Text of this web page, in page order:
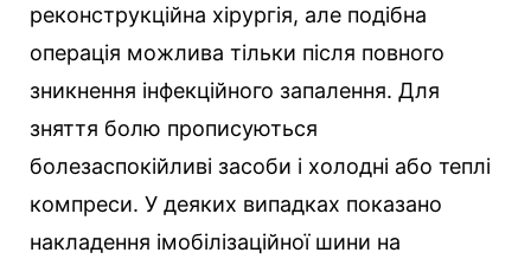
реконструкційна хірургія, але подібна
операція можлива тільки після повного
зникнення інфекційного запалення. Для
зняття болю прописуються
болезаспокійливі засоби і холодні або теплі
компреси. У деяких випадках показано
накладення імобілізаційної шини на